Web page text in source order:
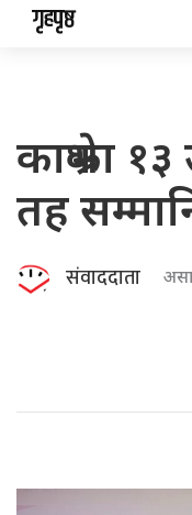
गृहपृष्ठ
काभ्रेका
तह
संवाददाता